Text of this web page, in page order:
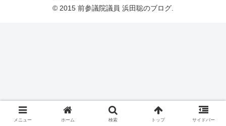
© 2015 前参議院議員 浜田聡のブログ.
メニュー ホーム 検索 トップ サイドバー